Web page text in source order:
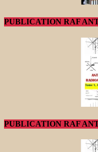
PUBLICATION RAF
PUBLICATION RAF